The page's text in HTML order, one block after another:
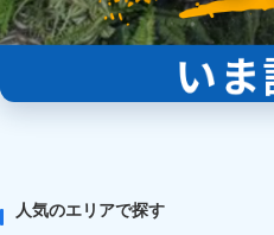
人気のエリアで探す